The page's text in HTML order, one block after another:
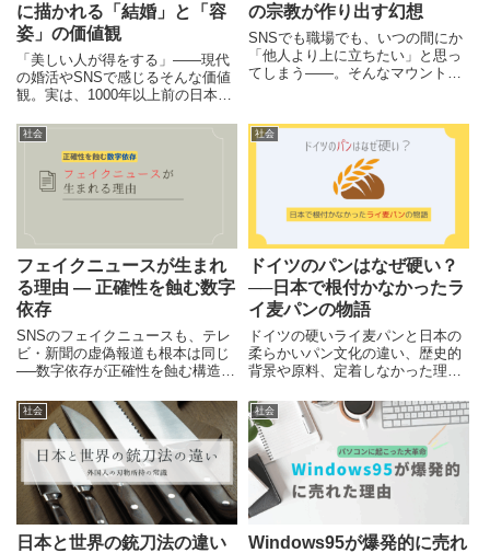
に描かれる「結婚」と「容
姿」の価値観
「美しい人が得をする」――現代
の婚活やSNSで感じるそんな価値
観。実は、1000年以上前の日本神
った姉妹がいたのをご存知です
か？本記事では、古事記に登場す
るサクヤとイワナガのエピソード
から、“容姿と結婚”に対する日本
古来の価値観をひも解きます。
の宗教が作り出す幻想
SNSでも職場でも、いつの間にか
「他人より上に立ちたい」と思っ
てしまう――。そんなマウント社
気づくことで、苦しみから抜け出
す方法を考えます。
社会
フェイクニュースが生まれ
る理由 ― 正確性を蝕む数字
依存
SNSのフェイクニュースも、テレ
ビ・新聞の虚偽報道も根本は同じ
──数字依存が正確性を蝕む構造を
ます。
社会
ドイツのパンはなぜ硬い？
──日本で根付かなかったラ
イ麦パンの物語
ドイツの硬いライ麦パンと日本の
柔らかいパン文化の違い、歴史的
背景や原料、定着しなかった理由
社会
日本と世界の銃刀法の違い
社会
Windows95が爆発的に売れ